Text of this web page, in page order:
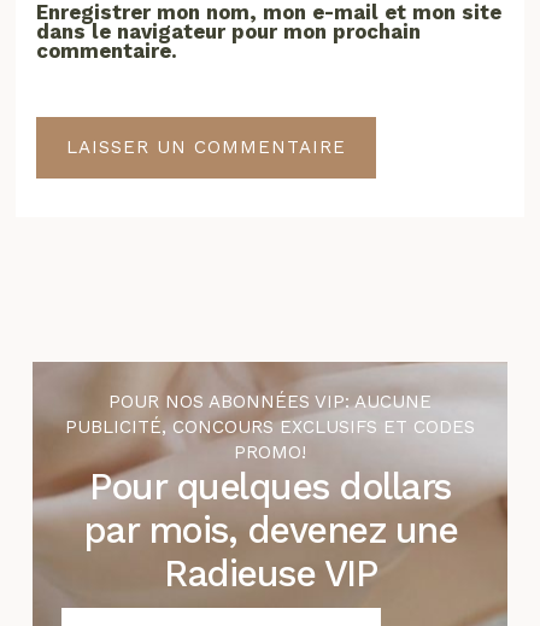
Enregistrer mon nom, mon e-mail et mon site
dans le navigateur pour mon prochain
commentaire.
POUR NOS ABONNÉES VIP: AUCUNE
PUBLICITÉ, CONCOURS EXCLUSIFS ET CODES
PROMO!
Pour quelques dollars
par mois, devenez une
Radieuse VIP